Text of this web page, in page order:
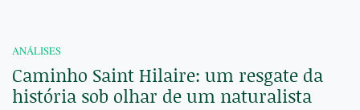
ANÁLISES
Caminho Saint Hilaire: um resgate da
história sob olhar de um naturalista